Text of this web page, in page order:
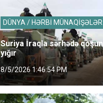
DÜNYA / HƏRBİ MÜNAQİŞƏLƏR
Suriya İraqla sərhədə qoşun
yığır
8/5/2026 1:46:54 PM